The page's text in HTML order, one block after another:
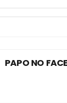
PAPO NO